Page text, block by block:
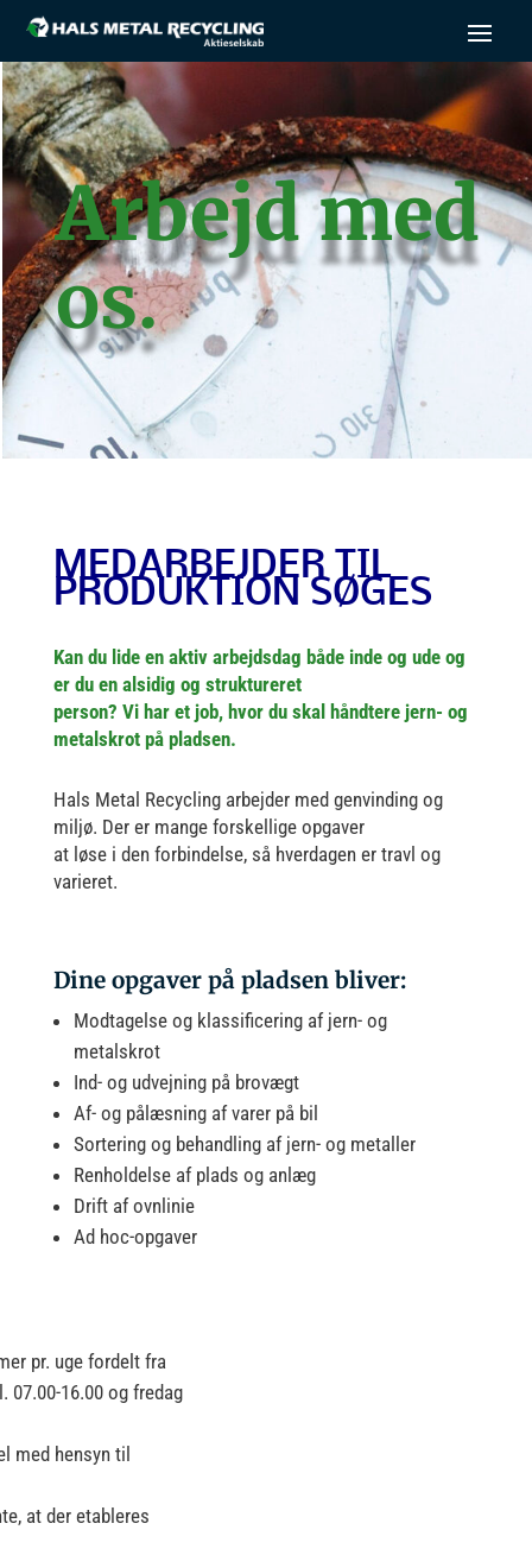
Arbejd med
os.
MEDARBEJDER TIL
PRODUKTION SØGES
Kan du lide en aktiv arbejdsdag både inde og ude og
er du en alsidig og struktureret
person? Vi har et job, hvor du skal håndtere jern- og
metalskrot på pladsen.
Hals Metal Recycling arbejder med genvinding og
miljø. Der er mange forskellige opgaver
at løse i den forbindelse, så hverdagen er travl og
varieret.
Dine opgaver på pladsen bliver:
Modtagelse og klassificering af jern- og
metalskrot
Ind- og udvejning på brovægt
Af- og pålæsning af varer på bil
Sortering og behandling af jern- og metaller
Renholdelse af plads og anlæg
Drift af ovnlinie
Ad hoc-opgaver
pr. uge fordelt fra
07.00-16.00 og fredag
med hensyn til
at der etableres